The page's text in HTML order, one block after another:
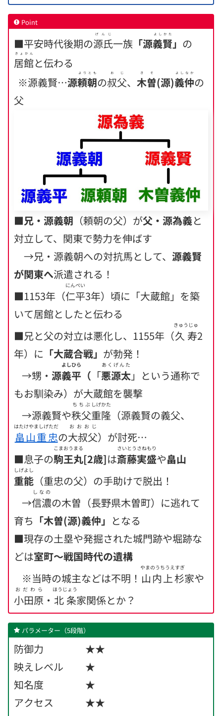
Point
■平安時代後期の源氏
げんじ
一族 「源義賢
よしかた
」 の
居館
きょかん
と伝わる
※源義賢…源頼朝
よりとも
の叔父
おじ
、木曽
きそ
(源)義仲
よしなか
の
父
■兄・源義朝 （頼朝の父）が父・源為義と
対立して、関東で勢力を伸ばす
→兄・源義朝への対抗馬として、源義賢
が関東へ派遣される！
■1153年（仁平
にんぺい
3年）頃に「大蔵館」を築
いて居館としたと伝わる
■兄と父の対立は悪化し、1155年（久寿
きゅうじゅ
2
年）に 「大蔵合戦」 が勃発！
→甥・源義平
よしひら
（ 「悪源太
あくげんた
」という通称で
もお馴染み）が大蔵館を襲撃
→源義賢や秩父
ちちぶ
重隆
しげかた
（源義賢の義父、
畠山重忠
はたけやましげただ
の大叔父
おおおじ
）が討死…
■息子の駒王丸
こまおうまる
[2歳]は斎藤
さいとう
実盛
さねもり
や畠山
重能
しげよし
（重忠の父）の手助けで脱出！
→信濃
しなの
の木曽（長野県木曽町）に逃れて
育ち 「木曽(源)義仲」 となる
■現存の土塁や発掘された城門跡や堀跡な
どは室町〜戦国時代の遺構
※当時の城主などは不明！ 山内上杉
やまのうちうえすぎ
家や
小田原
おだわら
・ 北条
ほうじょう
家関係とか？
パラメーター（5段階）
防御力 ★★
映えレベル ★
知名度 ★
アクセス ★★